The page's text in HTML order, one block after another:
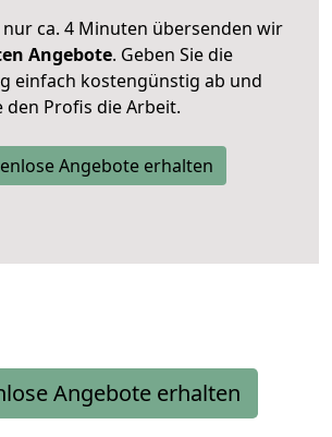
nur ca. 4 Minuten übersenden wir
Angebote. Geben Sie die
einfach kostengünstig ab und
den Profis die Arbeit.
Angebote erhalten
Angebote erhalten